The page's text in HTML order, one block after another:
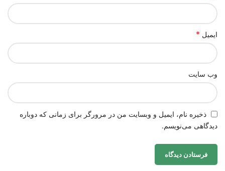
ایمیل *
وب‌ سایت
ذخیره نام، ایمیل و وبسایت من در مرورگر برای زمانی که دوباره
دیدگاهی می‌نویسم.